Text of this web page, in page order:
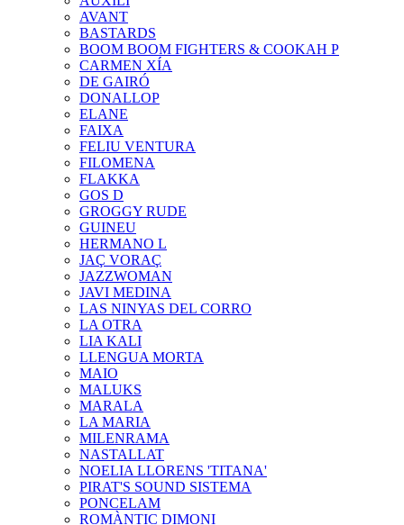
AVANT
BASTARDS
BOOM BOOM FIGHTERS & COOKAH P
CARMEN XÍA
DE GAIRÓ
DONALLOP
ELANE
FAIXA
FELIU VENTURA
FILOMENA
FLAKKA
GOS D
GROGGY RUDE
GUINEU
HERMANO L
JAÇ VORAÇ
JAZZWOMAN
JAVI MEDINA
LAS NINYAS DEL CORRO
LA OTRA
LIA KALI
LLENGUA MORTA
MAIO
MALUKS
MARALA
LA MARIA
MILENRAMA
NASTALLAT
NOELIA LLORENS 'TITANA'
PIRAT'S SOUND SISTEMA
PONCELAM
ROMÀNTIC DIMONI